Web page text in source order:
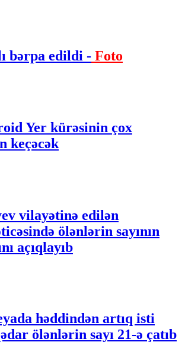
bərpa edildi - Foto
Yer kürəsinin çox
keçəcək
vilayətinə edilən
ölənlərin sayının
açıqlayıb
həddindən artıq isti
ölənlərin sayı 21-ə çatıb